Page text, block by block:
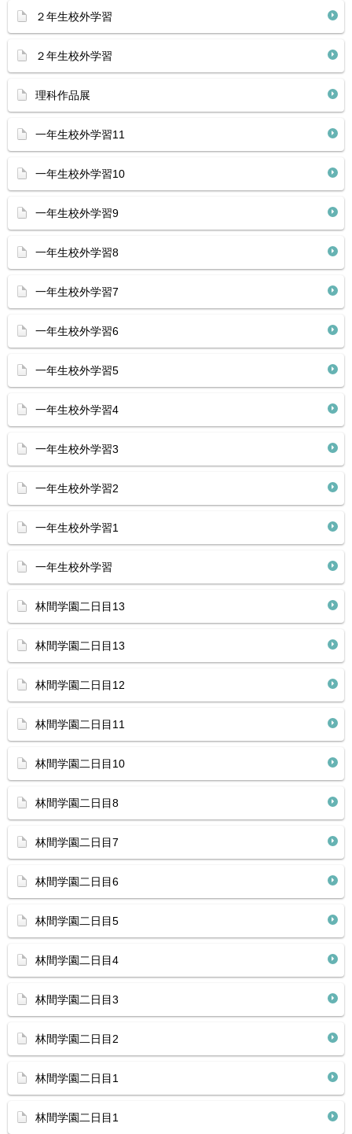
２年生校外学習
２年生校外学習
理科作品展
一年生校外学習11
一年生校外学習10
一年生校外学習9
一年生校外学習8
一年生校外学習7
一年生校外学習6
一年生校外学習5
一年生校外学習4
一年生校外学習3
一年生校外学習2
一年生校外学習1
一年生校外学習
林間学園二日目13
林間学園二日目13
林間学園二日目12
林間学園二日目11
林間学園二日目10
林間学園二日目8
林間学園二日目7
林間学園二日目6
林間学園二日目5
林間学園二日目4
林間学園二日目3
林間学園二日目2
林間学園二日目1
林間学園二日目1